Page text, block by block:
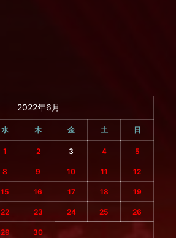
2022年6月
水 木 金 土 日
1 2 3 4 5
8 9 10 11 12
15 16 17 18 19
22 23 24 25 26
29 30